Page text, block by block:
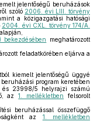
jelentőségű beruházások
szóló 2006. évi LIII. törvény
a közigazgatási hatósági
2004. évi CXL. törvény 174/A.
meghatározott
feladatkörében eljárva a
kiemelt jelentőségű üggyé
program keretében
és 23998/5 helyrajzi számú
az1. mellékletben felsorolt
beruházással összefüggő
az 1. mellékletben